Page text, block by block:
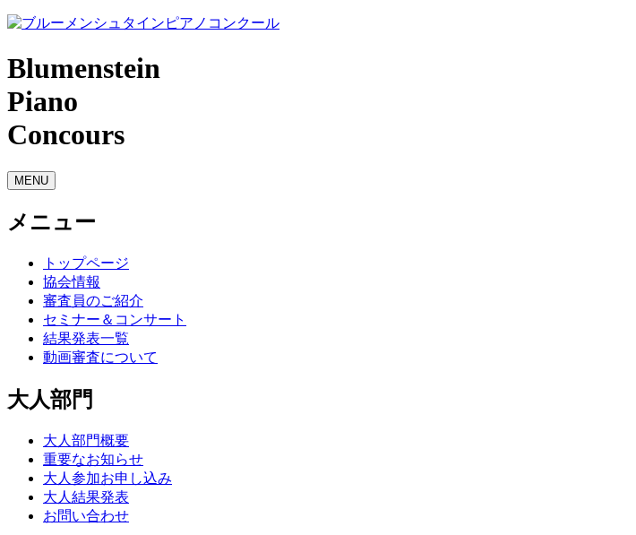
Blumenstein
Piano
Concours
MENU
メニュー
トップページ
協会情報
審査員のご紹介
セミナー＆コンサート
結果発表一覧
動画審査について
大人部門
大人部門概要
重要なお知らせ
大人参加お申し込み
大人結果発表
お問い合わせ